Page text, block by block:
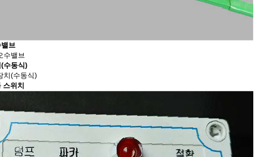
브
수동식)
위치